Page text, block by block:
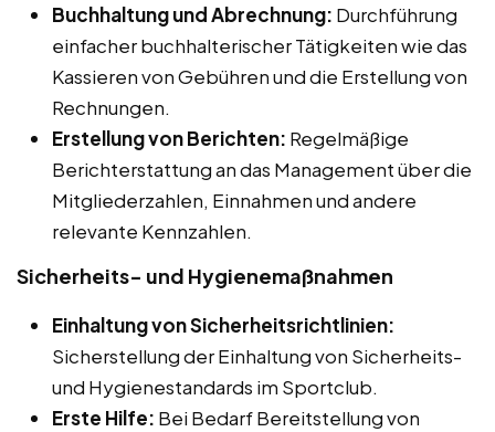
Buchhaltung und Abrechnung: Durchführung
einfacher buchhalterischer Tätigkeiten wie das
Kassieren von Gebühren und die Erstellung von
Rechnungen.
Erstellung von Berichten: Regelmäßige
Berichterstattung an das Management über die
Mitgliederzahlen, Einnahmen und andere
relevante Kennzahlen.
Sicherheits- und Hygienemaßnahmen
Einhaltung von Sicherheitsrichtlinien:
Sicherstellung der Einhaltung von Sicherheits-
und Hygienestandards im Sportclub.
Erste Hilfe: Bei Bedarf Bereitstellung von